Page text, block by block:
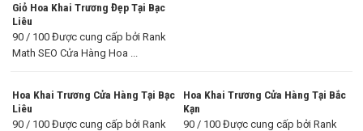
Giỏ Hoa Khai Trương Đẹp Tại Bạc
Liêu
90 / 100 Được cung cấp bởi Rank
Math SEO Cửa Hàng Hoa ...
Hoa Khai Trương Cửa Hàng Tại Bạc
Liêu
90 / 100 Được cung cấp bởi Rank
Hoa Khai Trương Cửa Hàng Tại Bắc
Kạn
90 / 100 Được cung cấp bởi Rank